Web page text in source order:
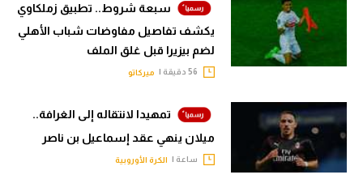
سبعة شروط.. تطبيق زملكاوي
يكشف تفاصيل مفاوضات شباب الأهلي
لضم بيزيرا قبل غلق الملف
ميركاتو
تمهيدا لانتقاله إلى الغرافة..
ميلان ينهي عقد إسماعيل بن ناصر
ساعة | الكرة الأوروبية